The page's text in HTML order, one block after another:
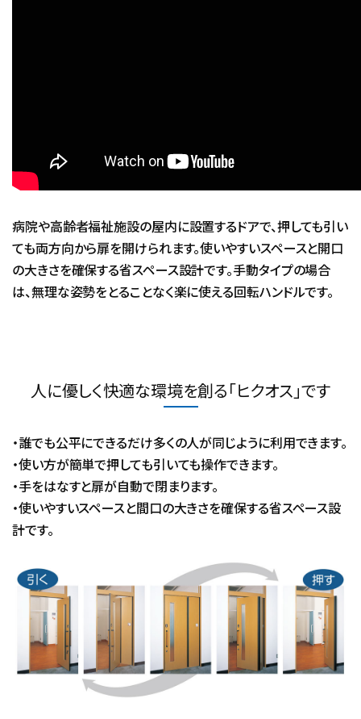
病院や高齢者福祉施設の屋内に設置するドアで、押しても引い
ても両方向から扉を開けられます。使いやすいスペースと開口
の大きさを確保する省スペース設計です。手動タイプの場合
は、無理な姿勢をとることなく楽に使える回転ハンドルです。
人に優しく快適な環境を創る「ヒクオス」です
・誰でも公平にできるだけ多くの人が同じように利用できます。
・使い方が簡単で押しても引いても操作できます。
・手をはなすと扉が自動で閉まります。
・使いやすいスペースと間口の大きさを確保する省スペース設
計です。